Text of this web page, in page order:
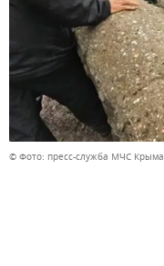
© Фото: пресс-служба МЧС Крыма